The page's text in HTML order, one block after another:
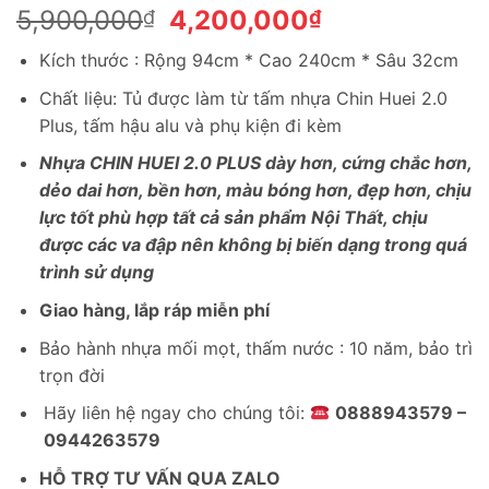
5,900,000₫
Giá
gốc
là:
5,900,000₫.
4,200,000₫Giá
hiện
tại
là:
4,200,000₫.
Kích thước : Rộng 94cm * Cao 240cm * Sâu 32cm
Chất liệu: Tủ được làm từ tấm nhựa Chin Huei 2.0
Plus, tấm hậu alu và phụ kiện đi kèm
Nhựa CHIN HUEI 2.0 PLUS dày hơn, cứng chắc hơn,
dẻo dai hơn, bền hơn, màu bóng hơn, đẹp hơn, chịu
lực tốt phù hợp tất cả sản phẩm Nội Thất, chịu
được các va đập nên không bị biến dạng trong quá
trình sử dụng
Giao hàng, lắp ráp miễn phí
Bảo hành nhựa mối mọt, thấm nước : 10 năm, bảo trì
trọn đời
Hãy liên hệ ngay cho chúng tôi:
0888943579 –
0944263579
HỖ TRỢ TƯ VẤN QUA ZALO